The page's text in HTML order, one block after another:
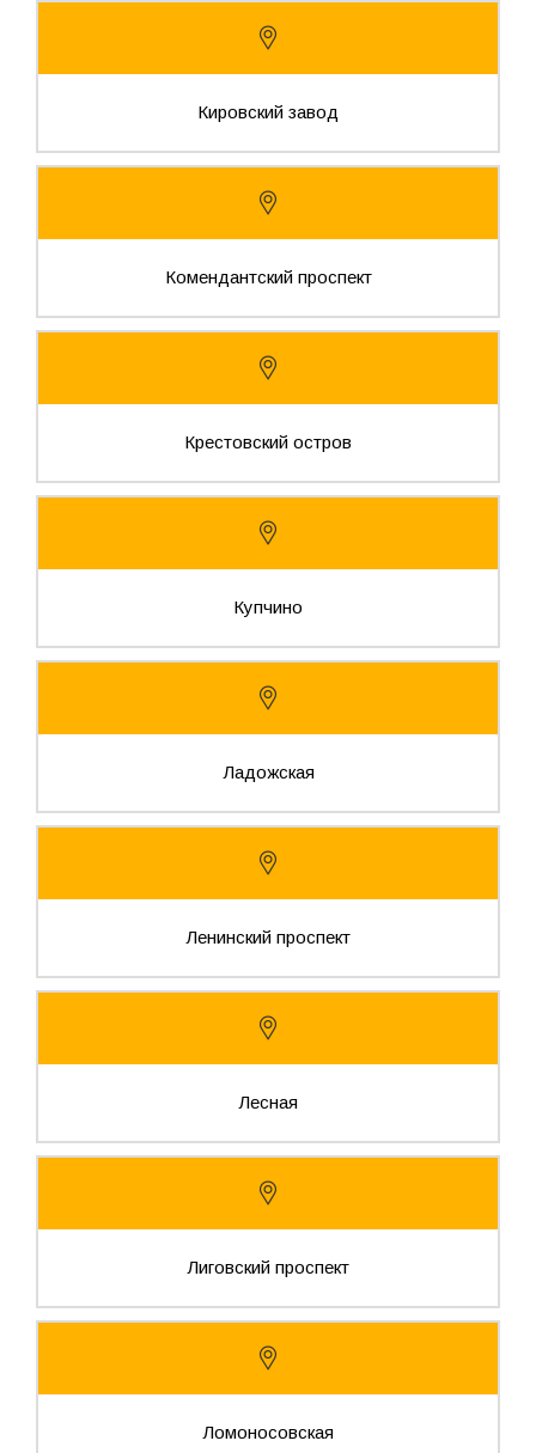
Кировский завод
Комендантский проспект
Крестовский остров
Купчино
Ладожская
Ленинский проспект
Лесная
Лиговский проспект
Ломоносовская